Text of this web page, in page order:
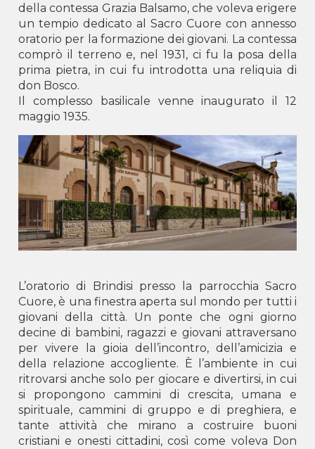
LOCRI -San Giovanni Bosco
SOVERATO -Beato Michele Rua
VIBO VALENTIA -Santa Maria del Soccorso
Delegazione AKM
Albania
LUSHNJË -Shën Pjetri dhe Pali
SCUTARI -B.V. Buon Consiglio
TIRANA -San Giovanni Bosco
Kosovo
GJILAN -Don Bosko
PRISTINA -Don Bosko
Podgorica - Centro Don Bosco
della contessa Grazia Balsamo, che voleva erigere
un tempio dedicato al Sacro Cuore con annesso
oratorio per la formazione dei giovani. La contessa
comprò il terreno e, nel 1931, ci fu la posa della
prima pietra, in cui fu introdotta una reliquia di
don Bosco.
Il complesso basilicale venne inaugurato il 12
maggio 1935.
L’oratorio di Brindisi presso la parrocchia Sacro
Cuore, è una finestra aperta sul mondo per tutti i
giovani della città. Un ponte che ogni giorno
decine di bambini, ragazzi e giovani attraversano
per vivere la gioia dell’incontro, dell’amicizia e
della relazione accogliente. È l’ambiente in cui
ritrovarsi anche solo per giocare e divertirsi, in cui
si propongono cammini di crescita, umana e
spirituale, cammini di gruppo e di preghiera, e
tante attività che mirano a costruire buoni
cristiani e onesti cittadini, così come voleva Don